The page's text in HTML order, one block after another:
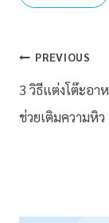
PREVIOUS
3 วิธีแต่งโต๊ะอา
ช่วยเติมความหิว